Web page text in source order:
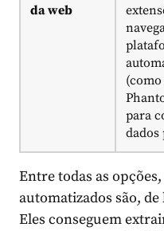
da web
para
dados
Entre todas as
automatizados são,
Eles conseguem